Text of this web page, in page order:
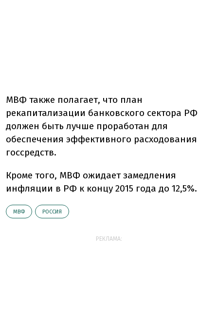
МВФ также полагает, что план
рекапитализации банковского сектора РФ
должен быть лучше проработан для
обеспечения эффективного расходования
госсредств.
Кроме того, МВФ ожидает замедления
инфляции в РФ к концу 2015 года до 12,5%.
МВФ РОССИЯ
РЕКЛАМА: